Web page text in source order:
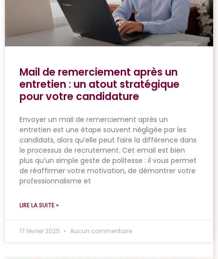
Mail de remerciement après un
entretien : un atout stratégique
pour votre candidature
Envoyer un mail de remerciement après un
entretien est une étape souvent négligée par les
candidats, alors qu’elle peut faire la différence dans
le processus de recrutement. Cet email est bien
plus qu’un simple geste de politesse : il vous permet
de réaffirmer votre motivation, de démontrer votre
professionnalisme et
LIRE LA SUITE »
17 février 2025 Aucun commentaire